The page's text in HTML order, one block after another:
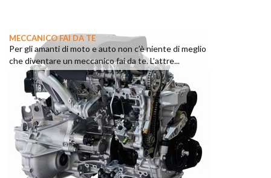
MECCANICO FAI DA TE
Per gli amanti di moto e auto non c’è niente di meglio
che diventare un meccanico fai da te. L’attre...